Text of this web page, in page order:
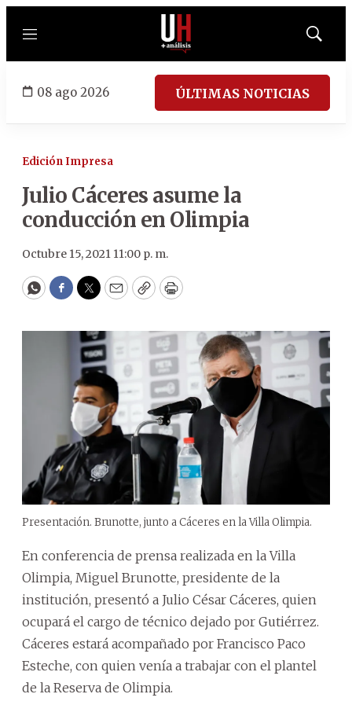
Menú
Mostrar
08 ago 2026 ÚLTIMAS NOTICIAS
Edición Impresa
Julio Cáceres asume la
conducción en Olimpia
Octubre 15, 2021 11:00 p. m.
WhatsApp
Facebook
Twitter
EmailCopyPrint
Presentación. Brunotte, junto a Cáceres en la Villa Olimpia.
En conferencia de prensa realizada en la Villa
Olimpia, Miguel Brunotte, presidente de la
institución, presentó a Julio César Cáceres, quien
ocupará el cargo de técnico dejado por Gutiérrez.
Cáceres estará acompañado por Francisco Paco
Esteche, con quien venía a trabajar con el plantel
de la Reserva de Olimpia.